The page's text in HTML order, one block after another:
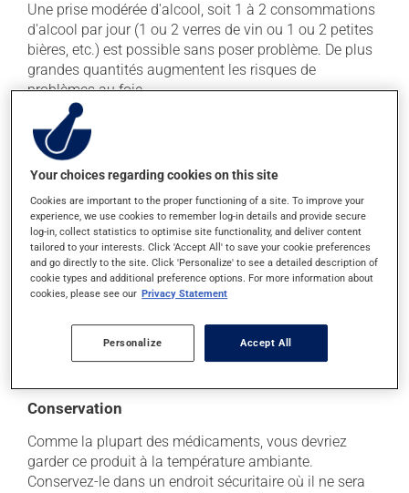
Une prise modérée d'alcool, soit 1 à 2 consommations
d'alcool par jour (1 ou 2 verres de vin ou 1 ou 2 petites
bières, etc.) est possible sans poser problème. De plus
grandes quantités augmentent les risques de
problèmes au foie.
Effets indésirables
Ce produit est généralement bien toléré et il est rare
que des effets secondaires soient rapportés par ceux
qui l'utilisent. À l'occasion, des réactions mineures
peuvent survenir, mais elles disparaissent d'elles-
mêmes rapidement, sans intervention. Si vous croyez
que ce produit est la cause d'un problème qui vous
incommode, n'hésitez pas à en parler avec vos
déterminer si votre traitement en est la source et, au
besoin, vous aider à bien gérer la situation.
Conservation
Comme la plupart des médicaments, vous devriez
garder ce produit à la température ambiante.
Conservez-le dans un endroit sécuritaire où il ne sera
Your choices regarding cookies on this site
Cookies are important to the proper functioning of a site. To improve your
experience, we use cookies to remember log-in details and provide secure
log-in, collect statistics to optimise site functionality, and deliver content
tailored to your interests. Click 'Accept All' to save your cookie preferences
and go directly to the site. Click 'Personalize' to see a detailed description of
cookie types and additional preference options. For more information about
cookies, please see our Privacy Statement
Personalize Accept All